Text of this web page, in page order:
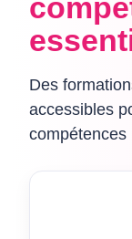
Des
accessibles
compétences